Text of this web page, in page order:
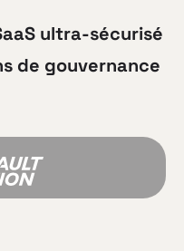
ultra-sécurisé
de gouvernance